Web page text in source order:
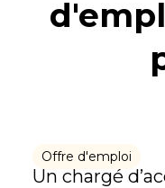
Offre d'emploi
Un chargé